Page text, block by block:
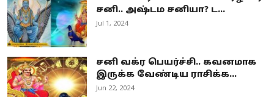
சனி.. அஷ்டம சனியா? ட...
Jul 1, 2024
சனி வக்ர பெயர்ச்சி.. கவனமாக
இருக்க வேண்டிய ராசிக்க...
Jun 22, 2024